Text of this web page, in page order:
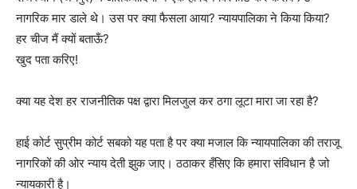
नागरिक मार डाले थे। उस पर क्या फैसला आया? न्यायपालिका ने किया किया?
हर चीज मैं क्यों बताऊँ?
खुद पता करिए!
क्या यह देश हर राजनीतिक पक्ष द्वारा मिलजुल कर ठगा लूटा मारा जा रहा है?
हाई कोर्ट सुप्रीम कोर्ट सबको यह पता है पर क्या मजाल कि न्यायपालिका की तराजू
नागरिकों की ओर न्याय देती झुक जाए। ठठाकर हँसिए कि हमारा संविधान है जो
न्यायकारी है।